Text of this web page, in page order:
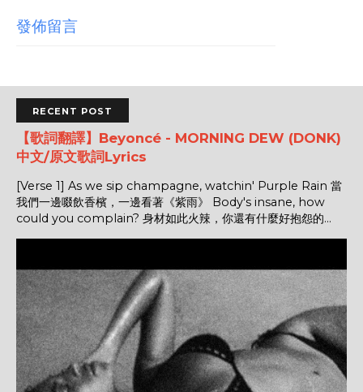
發佈留言
RECENT POST
【歌詞翻譯】Beyoncé - MORNING DEW (DONK)
中文/原文歌詞Lyrics
[Verse 1] As we sip champagne, watchin' Purple Rain 當
我們一邊啜飲香檳，一邊看著《紫雨》 Body's insane, how
could you complain? 身材如此火辣，你還有什麼好抱怨的...